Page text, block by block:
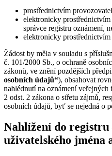
prostřednictvím
elektronicky
správce registru oznámení,
elektronicky prostřednictvím
Žádost by měla v souladu s
č. 101/2000 Sb., o ochraně
zákonů, ve znění pozdějších
osobních údajů“), obsahovat
nahlédnutí na oznámení
2 odst. 2 zákona o střetu zájmů,
osobních údajů, byť se nejedná o
Nahlížení do
uživatelského jména